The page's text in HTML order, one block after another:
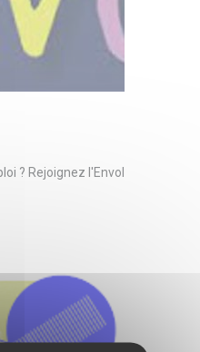
? Rejoignez l'Envol